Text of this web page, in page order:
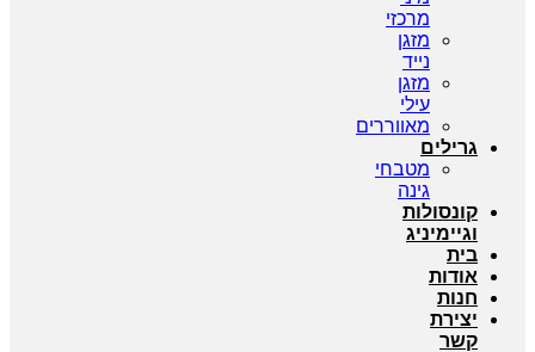
מרכזי
מזגן
נייד
מזגן
עילי
מאווררים
גרילים
מטבחי
גינה
קונסולות
וגיימיניג
בית
אודות
חנות
יצירת
קשר